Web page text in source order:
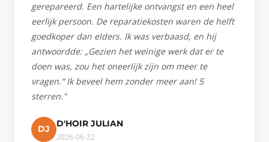
gerepareerd. Een hartelijke ontvangst en een heel
eerlijk persoon. De reparatiekosten waren de helft
goedkoper dan elders. Ik was verbaasd, en hij
antwoordde: „Gezien het weinige werk dat er te
doen was, zou het oneerlijk zijn om meer te
vragen.“ Ik beveel hem zonder meer aan! 5
sterren."
DJ D'HOIR JULIAN
2026-06-22